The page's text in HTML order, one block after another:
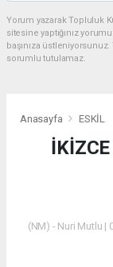
Yorum yazarak Topluluk
sitesine yaptığınız
başınıza
sorumlu tutulamaz.
Anasayfa ESKİL
(NM) - Nuri Mutlu |